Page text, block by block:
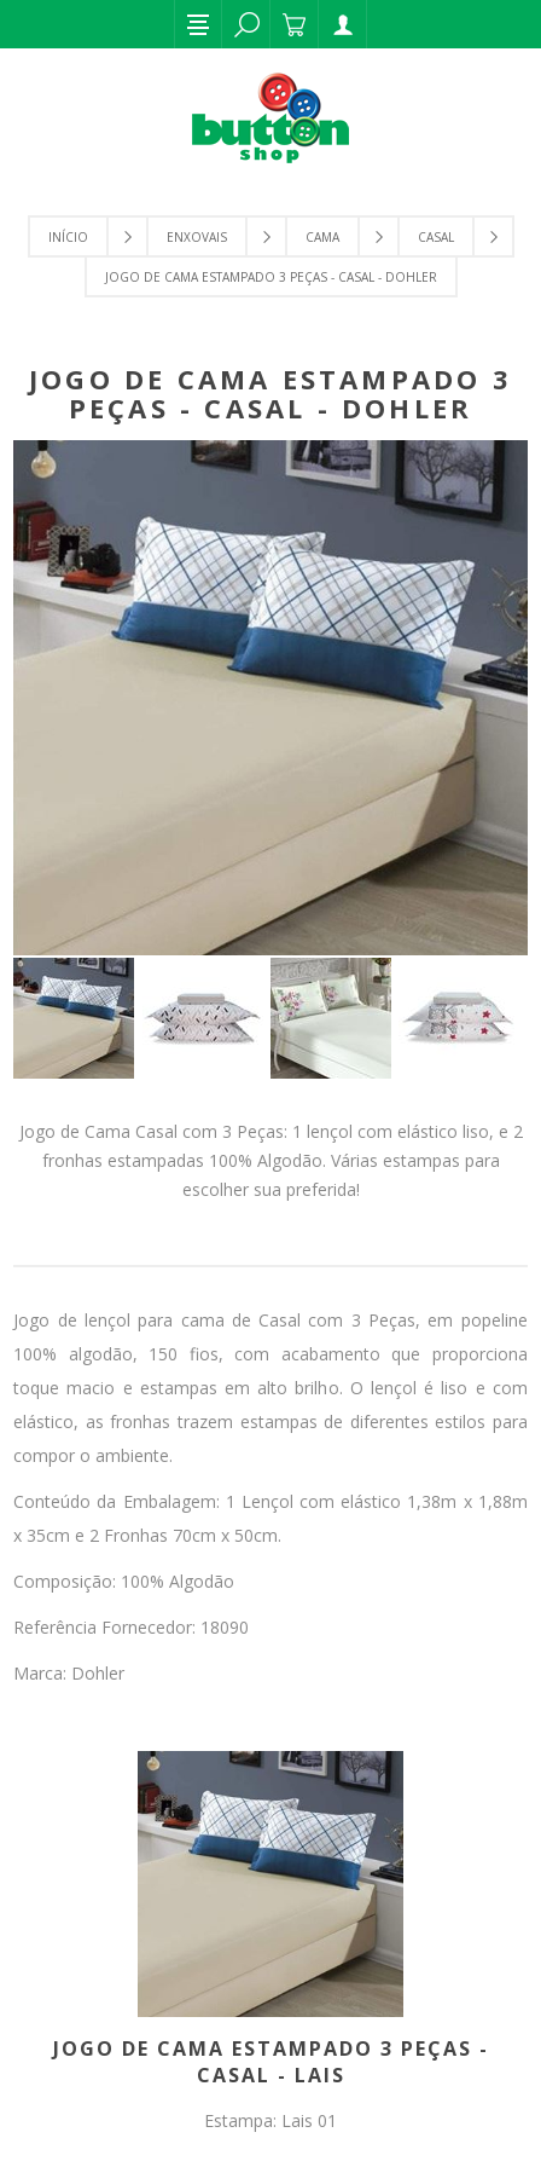
INÍCIO ENXOVAIS CAMA CASAL
JOGO DE CAMA ESTAMPADO 3 PEÇAS - CASAL - DOHLER
JOGO DE CAMA ESTAMPADO 3
PEÇAS - CASAL - DOHLER
Jogo de Cama Casal com 3 Peças: 1 lençol com elástico liso, e 2
fronhas estampadas 100% Algodão. Várias estampas para
escolher sua preferida!
Jogo de lençol para cama de Casal com 3 Peças, em popeline
100% algodão, 150 fios, com acabamento que proporciona
toque macio e estampas em alto brilho. O lençol é liso e com
elástico, as fronhas trazem estampas de diferentes estilos para
compor o ambiente.
Conteúdo da Embalagem: 1 Lençol com elástico 1,38m x 1,88m
x 35cm e 2 Fronhas 70cm x 50cm.
Composição: 100% Algodão
Referência Fornecedor: 18090
Marca: Dohler
JOGO DE CAMA ESTAMPADO 3 PEÇAS -
CASAL - LAIS
Estampa: Lais 01